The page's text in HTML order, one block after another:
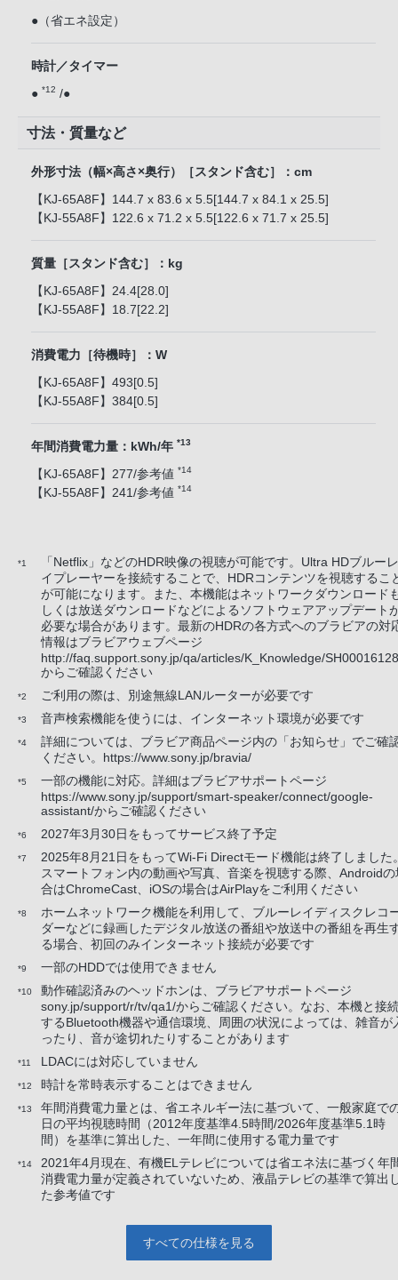
●（省エネ設定）
時計／タイマー
● *12 /●
寸法・質量など
外形寸法（幅×高さ×奥行）［スタンド含む］：cm
【KJ-65A8F】144.7 x 83.6 x 5.5[144.7 x 84.1 x 25.5]
【KJ-55A8F】122.6 x 71.2 x 5.5[122.6 x 71.7 x 25.5]
質量［スタンド含む］：kg
【KJ-65A8F】24.4[28.0]
【KJ-55A8F】18.7[22.2]
消費電力［待機時］：W
【KJ-65A8F】493[0.5]
【KJ-55A8F】384[0.5]
年間消費電力量：kWh/年 *13
【KJ-65A8F】277/参考値 *14
【KJ-55A8F】241/参考値 *14
*1
「Netflix」などのHDR映像の視聴が可能です。Ultra HDブルーレ
イプレーヤーを接続することで、HDRコンテンツを視聴するこ
が可能になります。また、本機能はネットワークダウンロード
しくは放送ダウンロードなどによるソフトウェアアップデート
必要な場合があります。最新のHDRの各方式へのブラビアの対
情報はブラビアウェブページ
http://faq.support.sony.jp/qa/articles/K_Knowledge/
からご確認ください
*2 ご利用の際は、別途無線LANルーターが必要です
*3 音声検索機能を使うには、インターネット環境が必要です
*4
詳細については、ブラビア商品ページ内の「お知らせ」でご確
ください。https://www.sony.jp/bravia/
*5
一部の機能に対応。詳細はブラビアサポートページ
https://www.sony.jp/support/smart-speaker/connect/google-
assistant/からご確認ください
*6 2027年3月30日をもってサービス終了予定
*7
2025年8月21日をもってWi-Fi Directモード機能は終了しました
スマートフォン内の動画や写真、音楽を視聴する際、Androidの
合はChromeCast、iOSの場合はAirPlayをご利用ください
*8
ホームネットワーク機能を利用して、ブルーレイディスクレコ
ダーなどに録画したデジタル放送の番組や放送中の番組を再生
る場合、初回のみインターネット接続が必要です
*9 一部のHDDでは使用できません
*10
動作確認済みのヘッドホンは、ブラビアサポートページ
sony.jp/support/r/tv/qa1/からご確認ください。なお、本機と接
するBluetooth機器や通信環境、周囲の状況によっては、雑音が
ったり、音が途切れたりすることがあります
*11 LDACには対応していません
*12 時計を常時表示することはできません
*13
年間消費電力量とは、省エネルギー法に基づいて、一般家庭で
日の平均視聴時間（2012年度基準4.5時間/2026年度基準5.1時
間）を基準に算出した、一年間に使用する電力量です
*14
2021年4月現在、有機ELテレビについては省エネ法に基づく年
消費電力量が定義されていないため、液晶テレビの基準で算出
た参考値です
すべての仕様を見る